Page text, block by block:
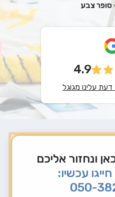
סופר צבע
4.9
ונחזור אליכם
חייגו עכשיו:
050-